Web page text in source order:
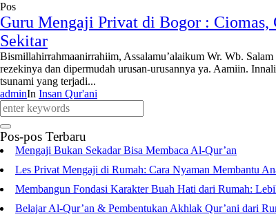
Pos
Guru Mengaji Privat di Bogor : Ciomas,
Sekitar
Bismillahirrahmaanirrahiim, Assalamu’alaikum Wr. Wb.
rezekinya dan dipermudah urusan-urusannya ya. Aamiin.
tsunami yang terjadi...
adminIn Insan Qur'ani
Pos-pos Terbaru
Mengaji Bukan Sekadar Bisa Membaca Al-Qur’an
Les Privat Mengaji di Rumah: Cara Nyaman Membantu
Membangun Fondasi Karakter Buah Hati dari Rumah:
Belajar Al-Qur’an & Pembentukan Akhlak Qur’ani dari